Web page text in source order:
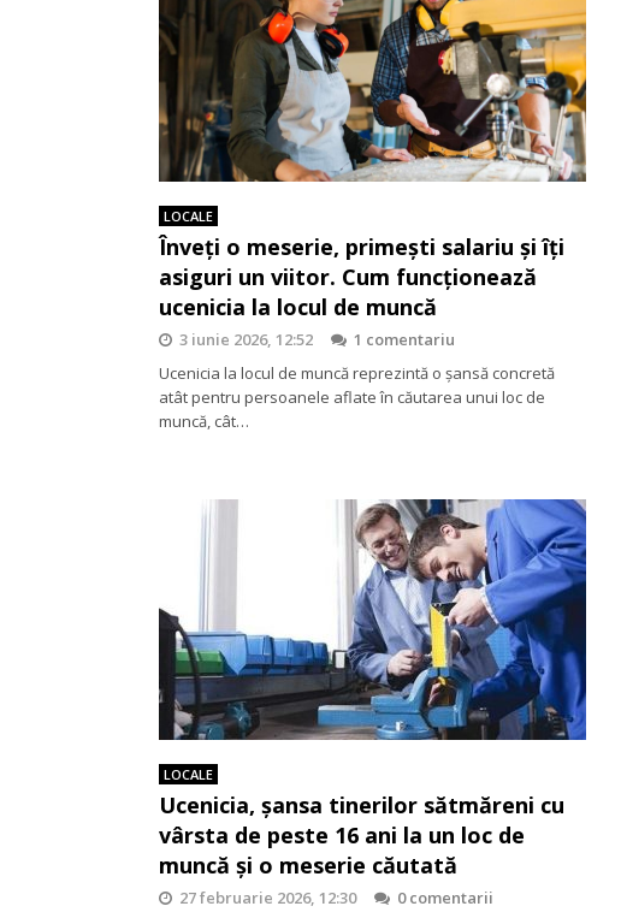
LOCALE
Înveți o meserie, primești salariu și îți
asiguri un viitor. Cum funcționează
ucenicia la locul de muncă
3 iunie 2026, 12:52
1 comentariu
Ucenicia la locul de muncă reprezintă o șansă concretă
atât pentru persoanele aflate în căutarea unui loc de
muncă, cât…
LOCALE
Ucenicia, șansa tinerilor sătmăreni cu
vârsta de peste 16 ani la un loc de
muncă și o meserie căutată
27 februarie 2026, 12:30
0 comentarii